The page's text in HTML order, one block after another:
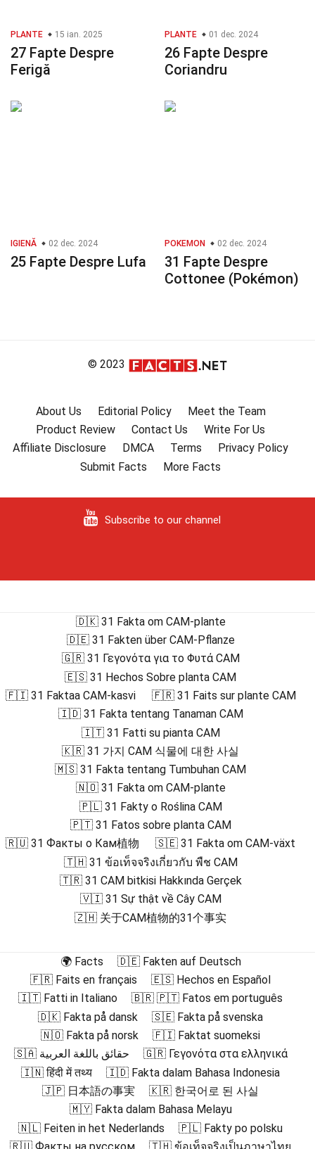
PLANTE 15 ian. 2025
27 Fapte Despre
Ferigă
PLANTE 01 dec. 2024
26 Fapte Despre
Coriandru
IGIENĂ 02 dec. 2024
25 Fapte Despre Lufa
POKEMON 02 dec. 2024
31 Fapte Despre
Cottonee (Pokémon)
© 2023
About Us Editorial Policy
Meet the Team
Product Review
Contact Us
Write For Us
Affiliate Disclosure
DMCA Terms
Privacy Policy
Submit Facts
More Facts
Subscribe to our channel
🇩🇰 31 Fakta om CAM-plante
🇩🇪 31 Fakten über CAM-Pflanze
🇬🇷 31 Γεγονότα για το Φυτά CAM
🇪🇸 31 Hechos Sobre planta CAM
🇫🇮 31 Faktaa CAM-kasvi
🇫🇷 31 Faits sur plante CAM
🇮🇩 31 Fakta tentang Tanaman CAM
🇮🇹 31 Fatti su pianta CAM
🇰🇷 31 가지 CAM 식물에 대한 사실
🇲🇸 31 Fakta tentang Tumbuhan CAM
🇳🇴 31 Fakta om CAM-plante
🇵🇱 31 Fakty o Roślina CAM
🇵🇹 31 Fatos sobre planta CAM
🇷🇺 31 Факты о Кам植物
🇸🇪 31 Fakta om CAM-växt
🇹🇭 31 ข้อเท็จจริงเกี่ยวกับ พืช CAM
🇹🇷 31 CAM bitkisi Hakkında Gerçek
🇻🇮 31 Sự thật về Cây CAM
🇿🇭 关于CAM植物的31个事实
🌍 Facts
🇩🇪 Fakten auf Deutsch
🇫🇷 Faits en français
🇪🇸 Hechos en Español
🇮🇹 Fatti in Italiano
🇧🇷 🇵🇹 Fatos em português
🇩🇰 Fakta på dansk
🇸🇪 Fakta på svenska
🇳🇴 Fakta på norsk
🇫🇮 Faktat suomeksi
🇸🇦 حقائق باللغة العربية
🇬🇷 Γεγονότα στα ελληνικά
🇮🇳 हिंदी में तथ्य
🇮🇩 Fakta dalam Bahasa Indonesia
🇯🇵 日本語の事実
🇰🇷 한국어로 된 사실
🇲🇾 Fakta dalam Bahasa Melayu
🇳🇱 Feiten in het Nederlands
🇵🇱 Fakty po polsku